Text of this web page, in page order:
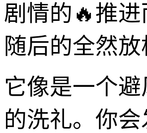
剧情的🔥推
随后的全然
它像是一个
的洗礼。你